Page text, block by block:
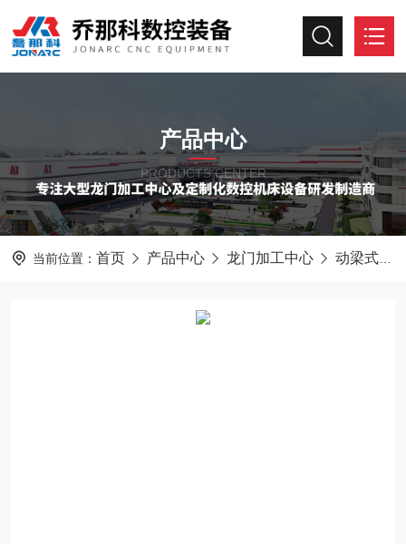
产品中心
PRODUCTS CENTER
当前位置： 首页 产品中心 龙门加工中心 动梁式龙门加工中心